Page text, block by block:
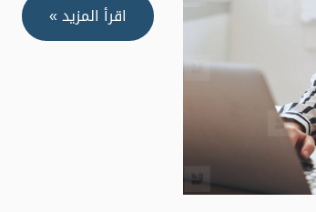
خطوات
عملية
اقرأ المزيد »